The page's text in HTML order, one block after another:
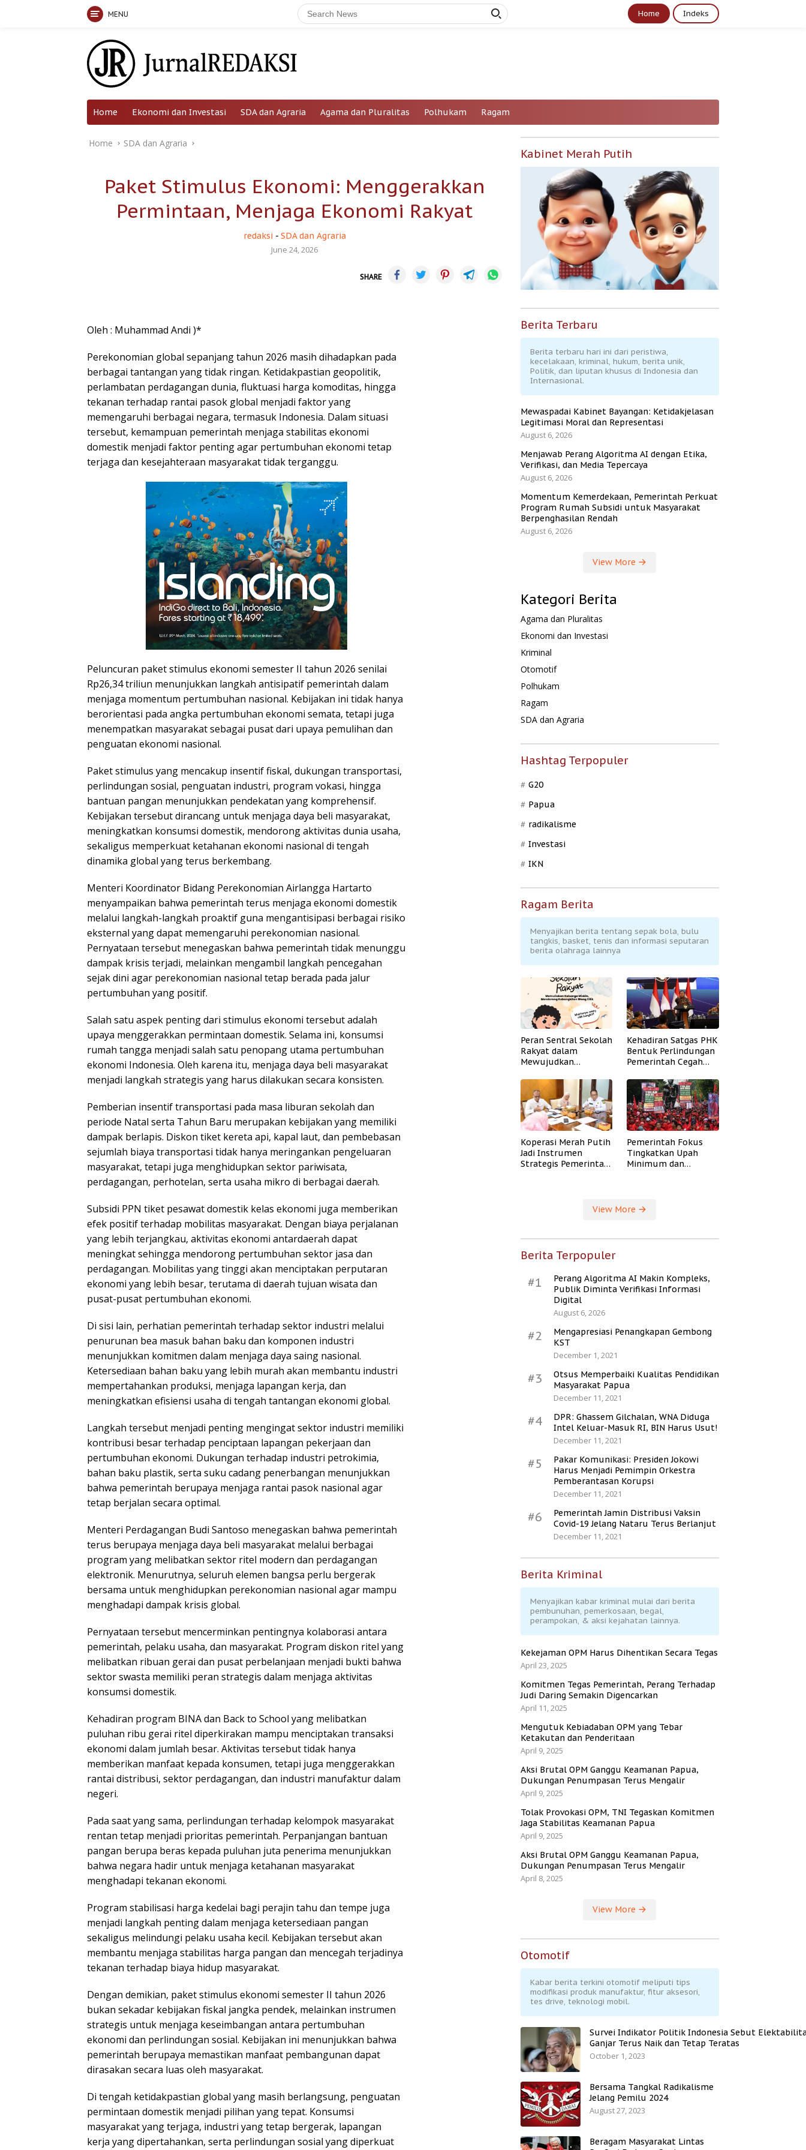
MENU Home Indeks
Home Ekonomi dan Investasi SDA dan Agraria Agama dan Pluralitas Polhukam Ragam
Home SDA dan Agraria
Paket Stimulus Ekonomi: Menggerakkan
Permintaan, Menjaga Ekonomi Rakyat
redaksi - SDA dan Agraria
June 24, 2026
SHARE
Oleh : Muhammad Andi )*
Perekonomian global sepanjang tahun 2026 masih dihadapkan pada
berbagai tantangan yang tidak ringan. Ketidakpastian geopolitik,
perlambatan perdagangan dunia, fluktuasi harga komoditas, hingga
tekanan terhadap rantai pasok global menjadi faktor yang
memengaruhi berbagai negara, termasuk Indonesia. Dalam situasi
tersebut, kemampuan pemerintah menjaga stabilitas ekonomi
domestik menjadi faktor penting agar pertumbuhan ekonomi tetap
terjaga dan kesejahteraan masyarakat tidak terganggu.
Peluncuran paket stimulus ekonomi semester II tahun 2026 senilai
Rp26,34 triliun menunjukkan langkah antisipatif pemerintah dalam
menjaga momentum pertumbuhan nasional. Kebijakan ini tidak hanya
berorientasi pada angka pertumbuhan ekonomi semata, tetapi juga
menempatkan masyarakat sebagai pusat dari upaya pemulihan dan
penguatan ekonomi nasional.
Paket stimulus yang mencakup insentif fiskal, dukungan transportasi,
perlindungan sosial, penguatan industri, program vokasi, hingga
bantuan pangan menunjukkan pendekatan yang komprehensif.
Kebijakan tersebut dirancang untuk menjaga daya beli masyarakat,
meningkatkan konsumsi domestik, mendorong aktivitas dunia usaha,
sekaligus memperkuat ketahanan ekonomi nasional di tengah
dinamika global yang terus berkembang.
Menteri Koordinator Bidang Perekonomian Airlangga Hartarto
menyampaikan bahwa pemerintah terus menjaga ekonomi domestik
melalui langkah-langkah proaktif guna mengantisipasi berbagai risiko
eksternal yang dapat memengaruhi perekonomian nasional.
Pernyataan tersebut menegaskan bahwa pemerintah tidak menunggu
dampak krisis terjadi, melainkan mengambil langkah pencegahan
sejak dini agar perekonomian nasional tetap berada pada jalur
pertumbuhan yang positif.
Salah satu aspek penting dari stimulus ekonomi tersebut adalah
upaya menggerakkan permintaan domestik. Selama ini, konsumsi
rumah tangga menjadi salah satu penopang utama pertumbuhan
ekonomi Indonesia. Oleh karena itu, menjaga daya beli masyarakat
menjadi langkah strategis yang harus dilakukan secara konsisten.
Pemberian insentif transportasi pada masa liburan sekolah dan
periode Natal serta Tahun Baru merupakan kebijakan yang memiliki
dampak berlapis. Diskon tiket kereta api, kapal laut, dan pembebasan
sejumlah biaya transportasi tidak hanya meringankan pengeluaran
masyarakat, tetapi juga menghidupkan sektor pariwisata,
perdagangan, perhotelan, serta usaha mikro di berbagai daerah.
Subsidi PPN tiket pesawat domestik kelas ekonomi juga memberikan
efek positif terhadap mobilitas masyarakat. Dengan biaya perjalanan
yang lebih terjangkau, aktivitas ekonomi antardaerah dapat
meningkat sehingga mendorong pertumbuhan sektor jasa dan
perdagangan. Mobilitas yang tinggi akan menciptakan perputaran
ekonomi yang lebih besar, terutama di daerah tujuan wisata dan
pusat-pusat pertumbuhan ekonomi.
Di sisi lain, perhatian pemerintah terhadap sektor industri melalui
penurunan bea masuk bahan baku dan komponen industri
menunjukkan komitmen dalam menjaga daya saing nasional.
Ketersediaan bahan baku yang lebih murah akan membantu industri
mempertahankan produksi, menjaga lapangan kerja, dan
meningkatkan efisiensi usaha di tengah tantangan ekonomi global.
Langkah tersebut menjadi penting mengingat sektor industri memiliki
kontribusi besar terhadap penciptaan lapangan pekerjaan dan
pertumbuhan ekonomi. Dukungan terhadap industri petrokimia,
bahan baku plastik, serta suku cadang penerbangan menunjukkan
bahwa pemerintah berupaya menjaga rantai pasok nasional agar
tetap berjalan secara optimal.
Menteri Perdagangan Budi Santoso menegaskan bahwa pemerintah
terus berupaya menjaga daya beli masyarakat melalui berbagai
program yang melibatkan sektor ritel modern dan perdagangan
elektronik. Menurutnya, seluruh elemen bangsa perlu bergerak
bersama untuk menghidupkan perekonomian nasional agar mampu
menghadapi dampak krisis global.
Pernyataan tersebut mencerminkan pentingnya kolaborasi antara
pemerintah, pelaku usaha, dan masyarakat. Program diskon ritel yang
melibatkan ribuan gerai dan pusat perbelanjaan menjadi bukti bahwa
sektor swasta memiliki peran strategis dalam menjaga aktivitas
konsumsi domestik.
Kehadiran program BINA dan Back to School yang melibatkan
puluhan ribu gerai ritel diperkirakan mampu menciptakan transaksi
ekonomi dalam jumlah besar. Aktivitas tersebut tidak hanya
memberikan manfaat kepada konsumen, tetapi juga menggerakkan
rantai distribusi, sektor perdagangan, dan industri manufaktur dalam
negeri.
Pada saat yang sama, perlindungan terhadap kelompok masyarakat
rentan tetap menjadi prioritas pemerintah. Perpanjangan bantuan
pangan berupa beras kepada puluhan juta penerima menunjukkan
bahwa negara hadir untuk menjaga ketahanan masyarakat
menghadapi tekanan ekonomi.
Program stabilisasi harga kedelai bagi perajin tahu dan tempe juga
menjadi langkah penting dalam menjaga ketersediaan pangan
sekaligus melindungi pelaku usaha kecil. Kebijakan tersebut akan
membantu menjaga stabilitas harga pangan dan mencegah terjadinya
tekanan terhadap biaya hidup masyarakat.
Dengan demikian, paket stimulus ekonomi semester II tahun 2026
bukan sekadar kebijakan fiskal jangka pendek, melainkan instrumen
strategis untuk menjaga keseimbangan antara pertumbuhan
ekonomi dan perlindungan sosial. Kebijakan ini menunjukkan bahwa
pemerintah berupaya memastikan manfaat pembangunan dapat
dirasakan secara luas oleh masyarakat.
Di tengah ketidakpastian global yang masih berlangsung, penguatan
permintaan domestik menjadi pilihan yang tepat. Konsumsi
masyarakat yang terjaga, industri yang tetap bergerak, lapangan
kerja yang dipertahankan, serta perlindungan sosial yang diperkuat
Kabinet Merah Putih
Berita Terbaru
Berita terbaru hari ini dari peristiwa,
kecelakaan, kriminal, hukum, berita unik,
Politik, dan liputan khusus di Indonesia dan
Internasional.
Mewaspadai Kabinet Bayangan: Ketidakjelasan
Legitimasi Moral dan Representasi
August 6, 2026
Menjawab Perang Algoritma AI dengan Etika,
Verifikasi, dan Media Tepercaya
August 6, 2026
Momentum Kemerdekaan, Pemerintah Perkuat
Program Rumah Subsidi untuk Masyarakat
Berpenghasilan Rendah
August 6, 2026
View More
Kategori Berita
Agama dan Pluralitas
Ekonomi dan Investasi
Kriminal
Otomotif
Polhukam
Ragam
SDA dan Agraria
Hashtag Terpopuler
G20
Papua
radikalisme
Investasi
IKN
Ragam Berita
Menyajikan berita tentang sepak bola, bulu
tangkis, basket, tenis dan informasi seputaran
berita olahraga lainnya
Peran Sentral Sekolah
Rakyat dalam
Mewujudkan
Kehadiran Satgas PHK
Bentuk Perlindungan
Pemerintah Cegah
Koperasi Merah Putih
Jadi Instrumen
Strategis Pemerintah
Pemerintah Fokus
Tingkatkan Upah
Minimum dan
View More
Berita Terpopuler
#1
Perang Algoritma AI Makin Kompleks,
Publik Diminta Verifikasi Informasi
Digital
August 6, 2026
#2
Mengapresiasi Penangkapan Gembong
KST
December 1, 2021
#3
Otsus Memperbaiki Kualitas Pendidikan
Masyarakat Papua
December 11, 2021
#4
DPR: Ghassem Gilchalan, WNA Diduga
Intel Keluar-Masuk RI, BIN Harus Usut!
December 11, 2021
#5
Pakar Komunikasi: Presiden Jokowi
Harus Menjadi Pemimpin Orkestra
Pemberantasan Korupsi
December 11, 2021
#6
Pemerintah Jamin Distribusi Vaksin
Covid-19 Jelang Nataru Terus Berlanjut
December 11, 2021
Berita Kriminal
Menyajikan kabar kriminal mulai dari berita
pembunuhan, pemerkosaan, begal,
perampokan, & aksi kejahatan lainnya.
Kekejaman OPM Harus Dihentikan Secara Tegas
April 23, 2025
Komitmen Tegas Pemerintah, Perang Terhadap
Judi Daring Semakin Digencarkan
April 11, 2025
Mengutuk Kebiadaban OPM yang Tebar
Ketakutan dan Penderitaan
April 9, 2025
Aksi Brutal OPM Ganggu Keamanan Papua,
Dukungan Penumpasan Terus Mengalir
April 9, 2025
Tolak Provokasi OPM, TNI Tegaskan Komitmen
Jaga Stabilitas Keamanan Papua
April 9, 2025
Aksi Brutal OPM Ganggu Keamanan Papua,
Dukungan Penumpasan Terus Mengalir
April 8, 2025
View More
Otomotif
Kabar berita terkini otomotif meliputi tips
modifikasi produk manufaktur, fitur aksesori,
tes drive, teknologi mobil.
Survei Indikator Politik Indonesia Sebut
Ganjar Terus Naik dan Tetap Teratas
October 1, 2023
Bersama Tangkal Radikalisme
Jelang Pemilu 2024
August 27, 2023
Beragam Masyarakat Lintas